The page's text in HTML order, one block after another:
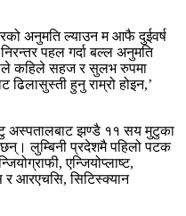
अनुमति ल्याउन म आफै दुईवर्ष
पहल गर्दा बल्ल अनुमति
कहिले सहज र सुलभ रुपमा
ढिलासुस्ती हुनु राम्रो होइन,’
अस्पतालबाट झण्डै ११ सय मुटुका
लुम्बिनी प्रदेशमै पहिलो पटक
एन्जियोप्लाष्ट,
र आरएचसि, सिटिस्क्यान